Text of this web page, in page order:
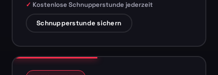
Kostenlose Schnupperstunde jederzeit
Schnupperstunde sichern